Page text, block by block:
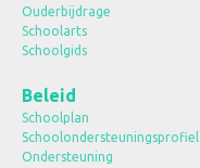
Ouderbijdrage
Schoolarts
Schoolgids
Beleid
Schoolplan
Schoolondersteuningsprofiel
Ondersteuning